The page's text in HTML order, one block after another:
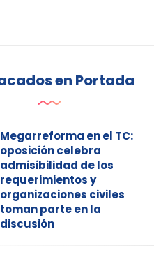
en Portada
Megarreforma en el TC:
oposición celebra
admisibilidad de los
requerimientos y
organizaciones civiles
toman parte en la
discusión